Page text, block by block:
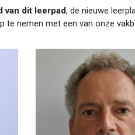
van dit leerpad, de nieuwe
nemen met een van onze